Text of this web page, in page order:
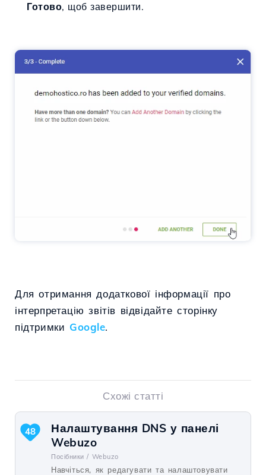
Готово, щоб завершити.
Для отримання додаткової інформації про
інтерпретацію звітів відвідайте сторінку
підтримки Google.
Схожі статті
Налаштування DNS у панелі
Webuzo
Посібники / Webuzo
Навчіться, як редагувати та налаштовувати
48